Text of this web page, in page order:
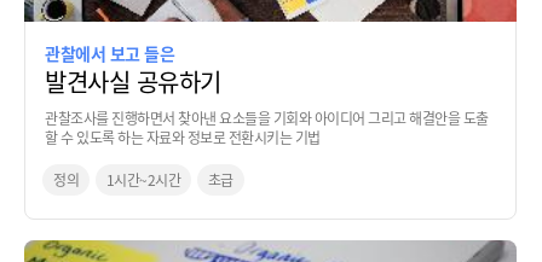
관찰에서 보고 들은
발견사실 공유하기
관찰조사를 진행하면서 찾아낸 요소들을 기회와 아이디어 그리고 해결안을 도출
할 수 있도록 하는 자료와 정보로 전환시키는 기법
정의 1시간~2시간 초급